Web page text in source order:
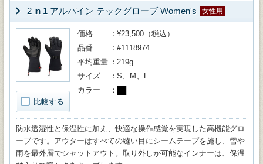
2 in 1 アルパイン テックグローブ Women's 女性用
比較する
価格
¥23,500（税込）
品番
#1118974
平均重量
219g
サイズ
S、M、L
カラー
防水透湿性と保温性に加え、快適な操作感覚を実現した高機能グロ
ーブです。アウターはすべての縫い目にシームテープを施し、雪や
雨を最外層でシャットアウト。取り外しが可能なインナーは、保温